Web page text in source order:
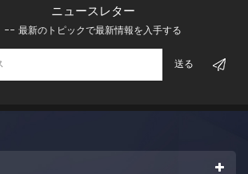
ニュースレター
-- 最新のトピックで最新情報を入手する